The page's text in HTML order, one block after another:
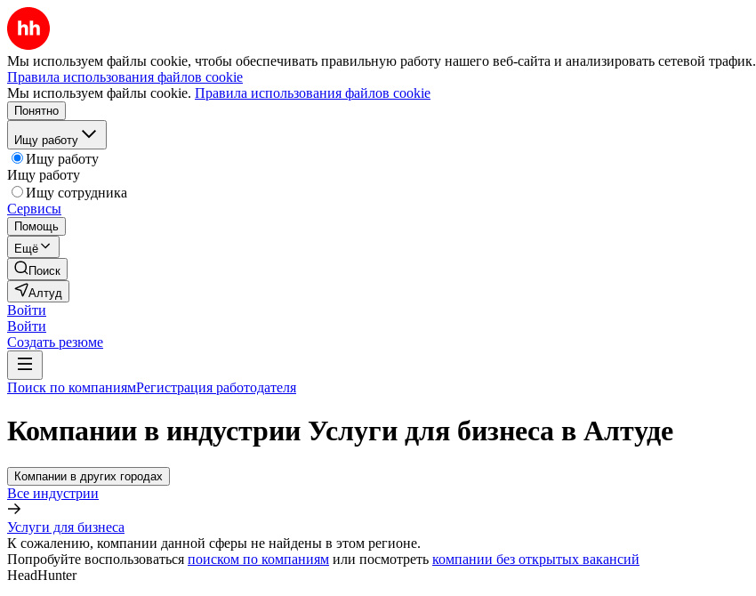
Мы используем файлы cookie, чтобы обеспечивать правильную работу нашего веб-сайта и анализировать сетевой трафик.
Правила использования файлов cookie
Мы используем файлы cookie. Правила использования файлов cookie
Понятно
Ищу работу
Ищу работу
Ищу работу
Ищу сотрудника
Сервисы
Помощь
Ещё
Поиск
Алтуд
Войти
Войти
Создать резюме
Поиск по компаниямРегистрация работодателя
Компании в индустрии Услуги для бизнеса в Алтуде
Компании в других городах
Все индустрии
Услуги для бизнеса
К сожалению, компании данной сферы не найдены в этом регионе.
Попробуйте воспользоваться поиском по компаниям или посмотреть компании без открытых вакансий
HeadHunter